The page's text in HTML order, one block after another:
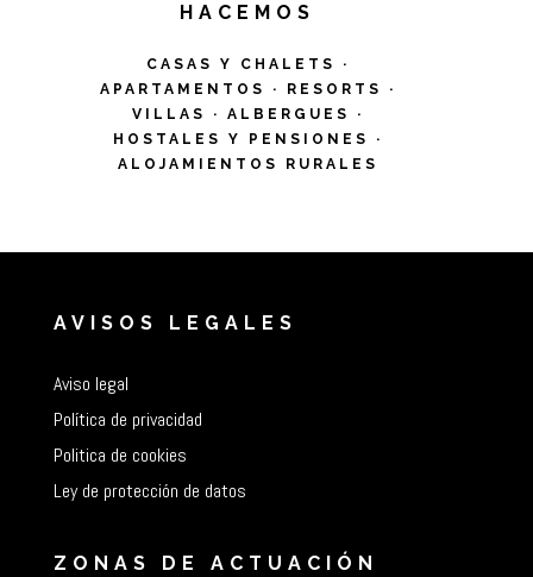
HACEMOS
CASAS Y CHALETS ·
APARTAMENTOS · RESORTS ·
VILLAS · ALBERGUES ·
HOSTALES Y PENSIONES ·
ALOJAMIENTOS RURALES
AVISOS LEGALES
Aviso legal
Política de privacidad
Politica de cookies
Ley de protección de datos
ZONAS DE ACTUACIÓN